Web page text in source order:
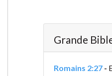
Grande
Romains 2:27-